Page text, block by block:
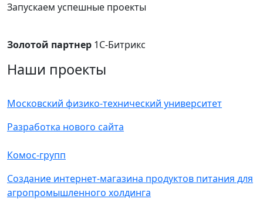
Запускаем успешные проекты
Золотой партнер 1С-Битрикс
Наши проекты
Московский физико-технический университет
Разработка нового сайта
Комос-групп
Создание интернет-магазина продуктов питания для
агропромышленного холдинга